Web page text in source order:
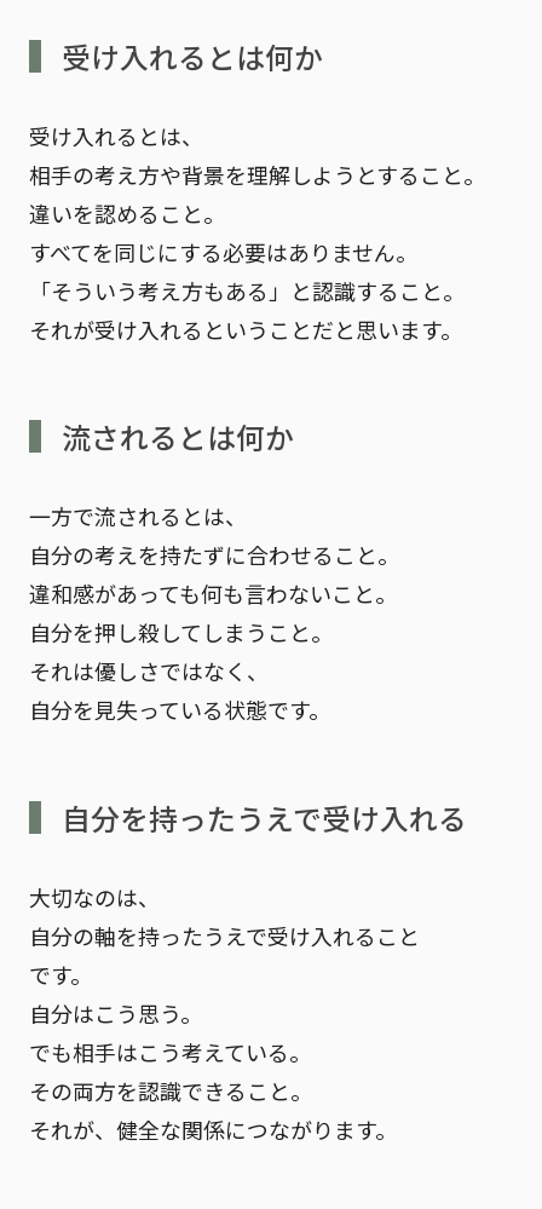
受け入れるとは何か
受け入れるとは、
相手の考え方や背景を理解しようとすること。
違いを認めること。
すべてを同じにする必要はありません。
「そういう考え方もある」と認識すること。
それが受け入れるということだと思います。
流されるとは何か
一方で流されるとは、
自分の考えを持たずに合わせること。
違和感があっても何も言わないこと。
自分を押し殺してしまうこと。
それは優しさではなく、
自分を見失っている状態です。
自分を持ったうえで受け入れる
大切なのは、
自分の軸を持ったうえで受け入れること
です。
自分はこう思う。
でも相手はこう考えている。
その両方を認識できること。
それが、健全な関係につながります。